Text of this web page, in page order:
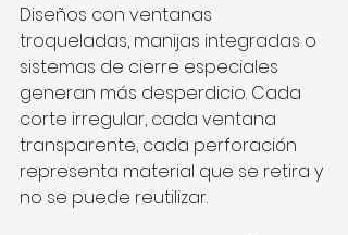
Diseños con ventanas
troqueladas, manijas integradas o
sistemas de cierre especiales
generan más desperdicio. Cada
corte irregular, cada ventana
transparente, cada perforación
representa material que se retira y
no se puede reutilizar.